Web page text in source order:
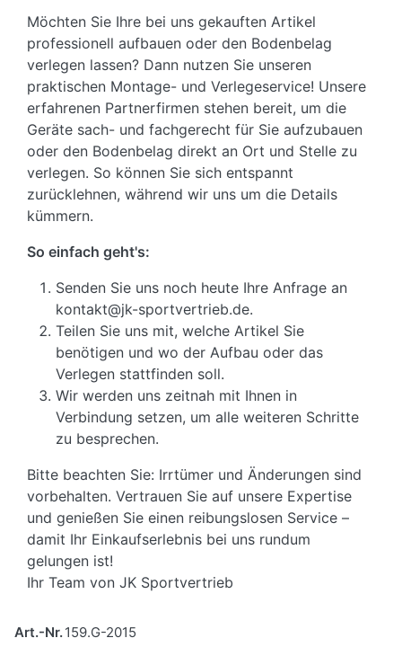
Möchten Sie Ihre bei uns gekauften Artikel
professionell aufbauen oder den Bodenbelag
verlegen lassen? Dann nutzen Sie unseren
praktischen Montage- und Verlegeservice! Unsere
erfahrenen Partnerfirmen stehen bereit, um die
Geräte sach- und fachgerecht für Sie aufzubauen
oder den Bodenbelag direkt an Ort und Stelle zu
verlegen. So können Sie sich entspannt
zurücklehnen, während wir uns um die Details
kümmern.
So einfach geht's:
Senden Sie uns noch heute Ihre Anfrage an
kontakt@jk-sportvertrieb.de.
Teilen Sie uns mit, welche Artikel Sie
benötigen und wo der Aufbau oder das
Verlegen stattfinden soll.
Wir werden uns zeitnah mit Ihnen in
Verbindung setzen, um alle weiteren Schritte
zu besprechen.
Bitte beachten Sie: Irrtümer und Änderungen sind
vorbehalten. Vertrauen Sie auf unsere Expertise
und genießen Sie einen reibungslosen Service –
damit Ihr Einkaufserlebnis bei uns rundum
gelungen ist!
Ihr Team von JK Sportvertrieb
Art.-Nr.159.G-2015